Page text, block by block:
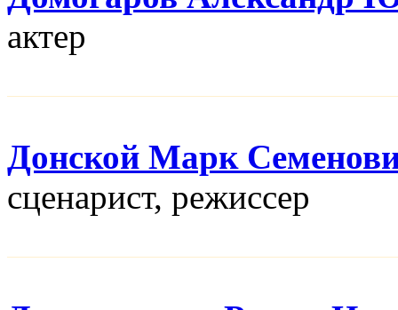
актер
Донской Марк
сценарист, режисcер